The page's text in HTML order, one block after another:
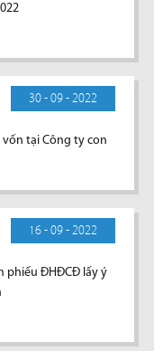
30 - 09 - 2022
vốn tại Công ty con
16 - 09 - 2022
phiếu ĐHĐCĐ lấy ý